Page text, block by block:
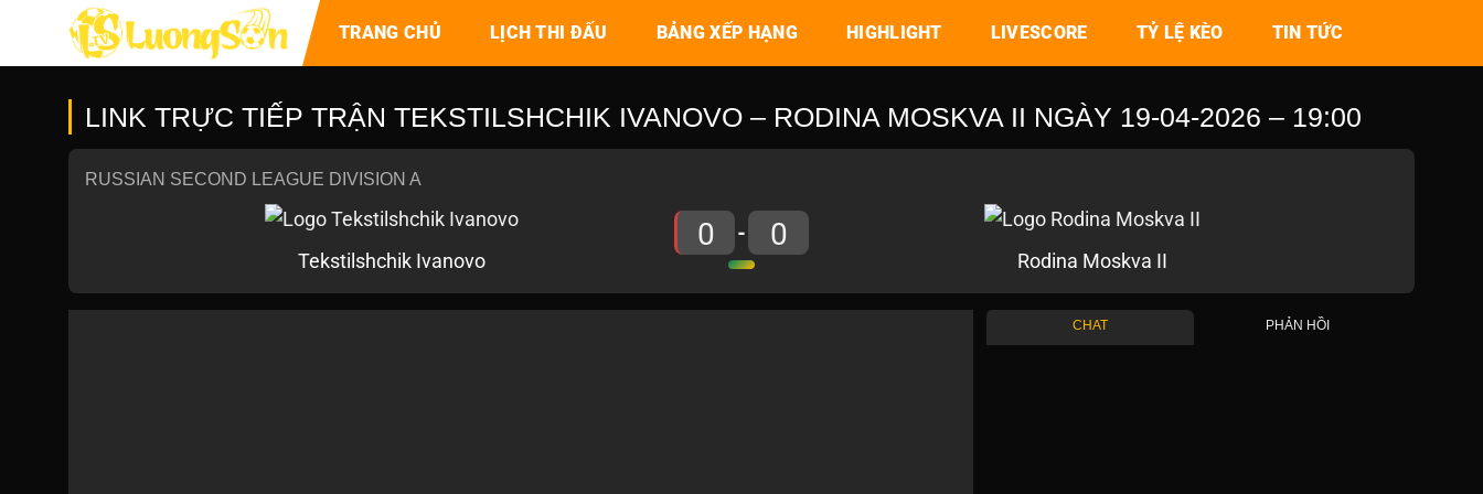
TRANG CHỦ LỊCH THI ĐẤU BẢNG XẾP HẠNG HIGHLIGHT LIVESCORE TỶ LỆ KÈO TIN TỨC
LINK TRỰC TIẾP TRẬN TEKSTILSHCHIK IVANOVO – RODINA MOSKVA II NGÀY 19-04-2026 – 19:00
RUSSIAN SECOND LEAGUE DIVISION A
Tekstilshchik Ivanovo
0 - 0
Rodina Moskva II
CHAT PHẢN HỒI